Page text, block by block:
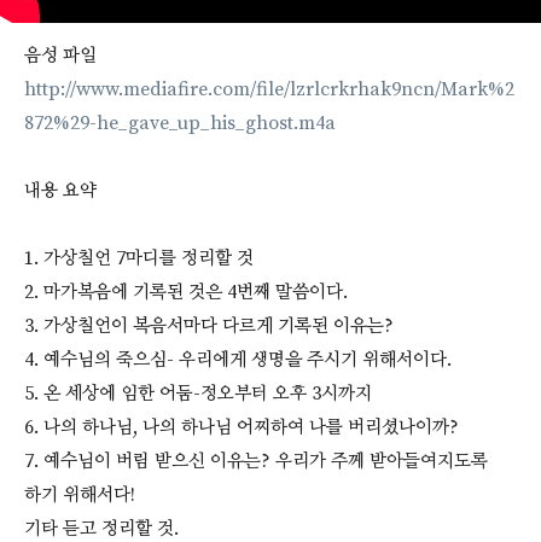
음성 파일
http://www.mediafire.com/file/lzrlcrkrhak9ncn/Mark%2
872%29-he_gave_up_his_ghost.m4a
내용 요약
1. 가상칠언 7마디를 정리할 것
2. 마가복음에 기록된 것은 4번째 말씀이다.
3. 가상칠언이 복음서마다 다르게 기록된 이유는?
4. 예수님의 죽으심- 우리에게 생명을 주시기 위해서이다.
5. 온 세상에 임한 어둠-정오부터 오후 3시까지
6. 나의 하나님, 나의 하나님 어찌하여 나를 버리셨나이까?
7. 예수님이 버림 받으신 이유는? 우리가 주께 받아들여지도록
하기 위해서다!
기타 듣고 정리할 것.